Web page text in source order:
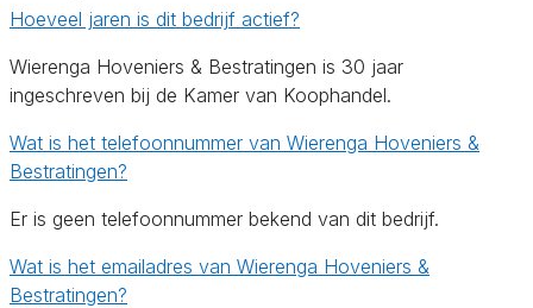
Hoeveel jaren is dit bedrijf actief?
Wierenga Hoveniers & Bestratingen is 30 jaar
ingeschreven bij de Kamer van Koophandel.
Wat is het telefoonnummer van Wierenga Hoveniers &
Bestratingen?
Er is geen telefoonnummer bekend van dit bedrijf.
Wat is het emailadres van Wierenga Hoveniers &
Bestratingen?